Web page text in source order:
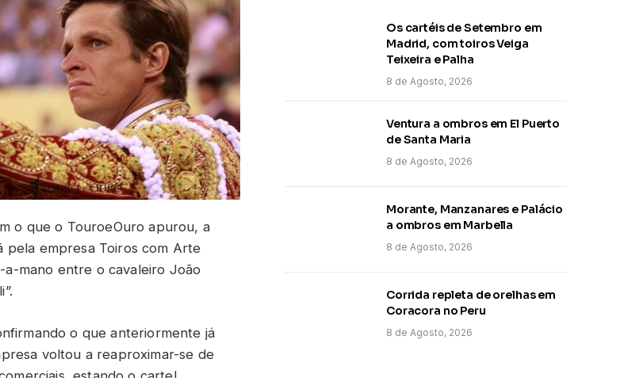
o que o TouroeOuro apurou, a
pela empresa Toiros com Arte
mano entre o cavaleiro João
o que anteriormente já
voltou a reaproximar-se de
Os cartéis de Setembro em
Madrid, com toiros Veiga
Teixeira e Palha
8 de Agosto, 2026
Ventura a ombros em El Puerto
de Santa Maria
8 de Agosto, 2026
Morante, Manzanares e Palácio
a ombros em Marbella
8 de Agosto, 2026
Corrida repleta de orelhas em
Coracora no Peru
8 de Agosto, 2026